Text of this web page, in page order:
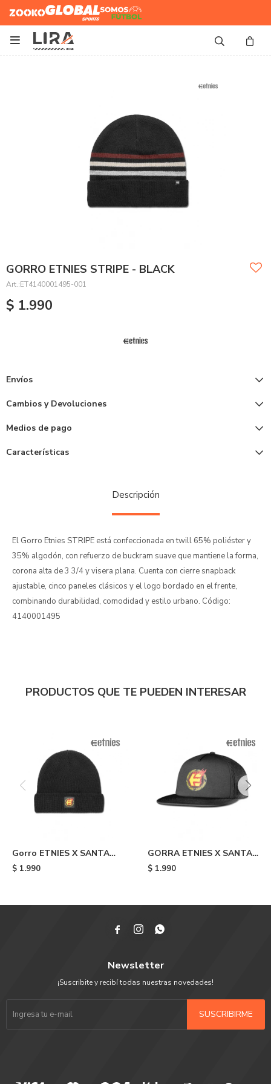
Zooko Global Sports
Somos
Futbol

GORRO ETNIES STRIPE - BLACK
ET4140001495-001
$ 1.990
Envíos
Cambios y Devoluciones
Medios de pago
Características
Descripción
El Gorro Etnies STRIPE está confeccionada en twill 65% poliéster y
35% algodón, con refuerzo de buckram suave que mantiene la forma,
corona alta de 3 3/4 y visera plana. Cuenta con cierre snapback
ajustable, cinco paneles clásicos y el logo bordado en el frente,
combinando durabilidad, comodidad y estilo urbano. Código:
4140001495
PRODUCTOS QUE TE PUEDEN INTERESAR
Gorro ETNIES X SANTA
CRUZ FLAME - Black
$ 1.990
GORRA ETNIES X SANTA
CRUZ FLAME - Black
$ 1.990
  
Newsletter
¡Suscribite y recibí todas nuestras novedades!
SUSCRIBIRME